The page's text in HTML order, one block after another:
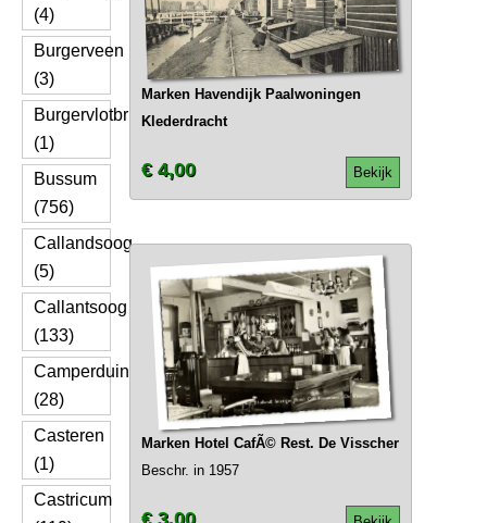
(4)
Burgerveen
(3)
Burgervlotbrug
(1)
Bussum
(756)
Callandsoog
(5)
Callantsoog
(133)
Camperduin
(28)
Casteren
(1)
Castricum
Marken Havendijk Paalwoningen
Klederdracht
Bekijk
€ 4,00
Marken Hotel CafÃ© Rest. De Visscher
Beschr. in 1957
€ 3,00